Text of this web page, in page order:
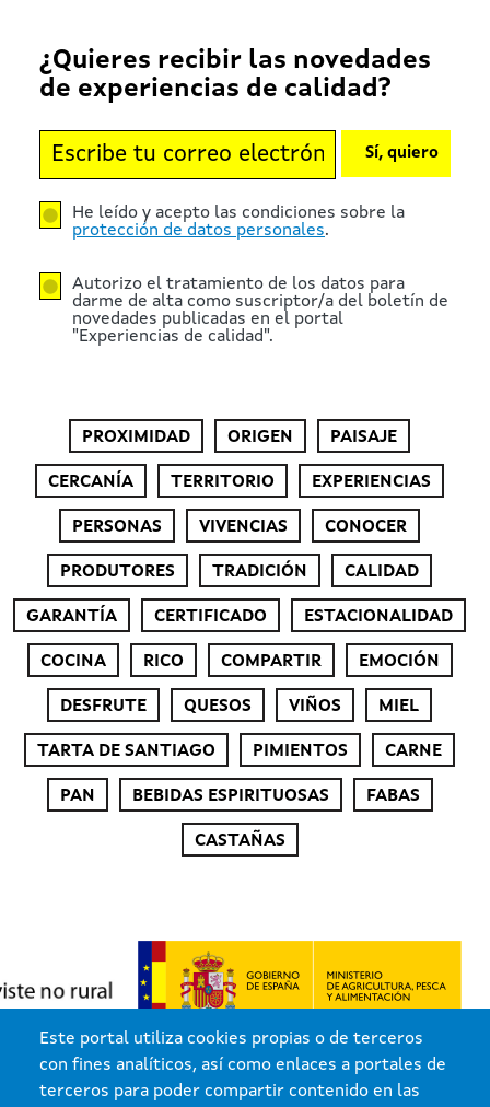
Este portal utiliza cookies propias o de terceros
con fines analíticos, así como enlaces a portales de
terceros para poder compartir contenido en las
¿Quieres recibir las novedades
de experiencias de calidad?
He leído y acepto las condiciones sobre la
protección de datos personales.
Autorizo el tratamiento de los datos para
darme de alta como suscriptor/a del boletín de
novedades publicadas en el portal
"Experiencias de calidad".
Sí, quiero
PROXIMIDAD ORIGEN PAISAJE
CERCANÍA TERRITORIO EXPERIENCIAS
PERSONAS VIVENCIAS CONOCER
PRODUTORES TRADICIÓN CALIDAD
GARANTÍA CERTIFICADO ESTACIONALIDAD
COCINA RICO COMPARTIR EMOCIÓN
DESFRUTE QUESOS VIÑOS MIEL
TARTA DE SANTIAGO PIMIENTOS CARNE
PAN BEBIDAS ESPIRITUOSAS FABAS
CASTAÑAS